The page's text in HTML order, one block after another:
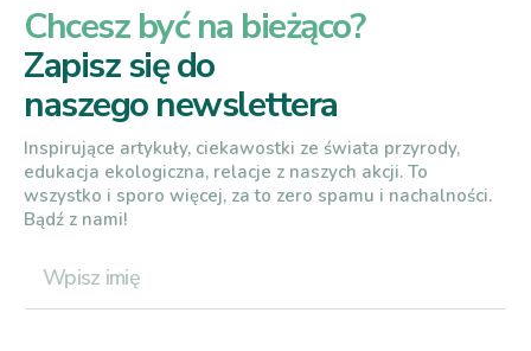
Chcesz być na bieżąco?
Zapisz się do
naszego newslettera
Inspirujące artykuły, ciekawostki ze świata przyrody,
edukacja ekologiczna, relacje z naszych akcji. To
wszystko i sporo więcej, za to zero spamu i nachalności.
Bądź z nami!